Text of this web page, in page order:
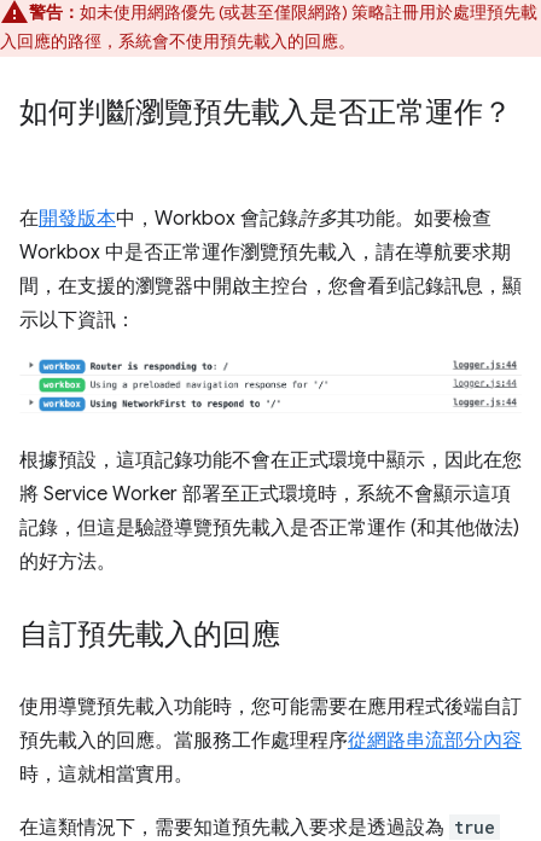
警告： 如未使用網路優先 (或甚至僅限網路) 策略註冊用於處理預先載
入回應的路徑，系統會不使用預先載入的回應。
如何判斷瀏覽預先載入是否正常運作？
在開發版本中，Workbox 會記錄許多其功能。如要檢查
Workbox 中是否正常運作瀏覽預先載入，請在導航要求期
間，在支援的瀏覽器中開啟主控台，您會看到記錄訊息，顯
示以下資訊：
根據預設，這項記錄功能不會在正式環境中顯示，因此在您
將 Service Worker 部署至正式環境時，系統不會顯示這項
記錄，但這是驗證導覽預先載入是否正常運作 (和其他做法)
的好方法。
自訂預先載入的回應
使用導覽預先載入功能時，您可能需要在應用程式後端自訂
預先載入的回應。當服務工作處理程序從網路串流部分內容
時，這就相當實用。
在這類情況下，需要知道預先載入要求是透過設為 true